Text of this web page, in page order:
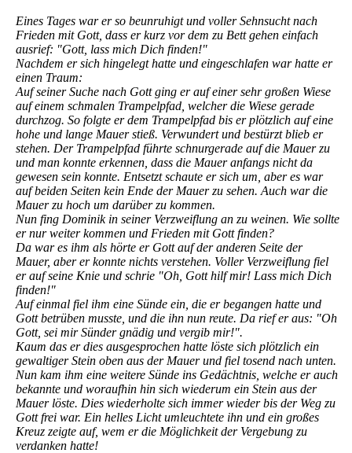
Eines Tages war er so beunruhigt und voller Sehnsucht nach
Frieden mit Gott, dass er kurz vor dem zu Bett gehen einfach
ausrief: "Gott, lass mich Dich finden!"
Nachdem er sich hingelegt hatte und eingeschlafen war hatte er
einen Traum:
Auf seiner Suche nach Gott ging er auf einer sehr großen Wiese
auf einem schmalen Trampelpfad, welcher die Wiese gerade
durchzog. So folgte er dem Trampelpfad bis er plötzlich auf eine
hohe und lange Mauer stieß. Verwundert und bestürzt blieb er
stehen. Der Trampelpfad führte schnurgerade auf die Mauer zu
und man konnte erkennen, dass die Mauer anfangs nicht da
gewesen sein konnte. Entsetzt schaute er sich um, aber es war
auf beiden Seiten kein Ende der Mauer zu sehen. Auch war die
Mauer zu hoch um darüber zu kommen.
Nun fing Dominik in seiner Verzweiflung an zu weinen. Wie sollte
er nur weiter kommen und Frieden mit Gott finden?
Da war es ihm als hörte er Gott auf der anderen Seite der
Mauer, aber er konnte nichts verstehen. Voller Verzweiflung fiel
er auf seine Knie und schrie "Oh, Gott hilf mir! Lass mich Dich
finden!"
Auf einmal fiel ihm eine Sünde ein, die er begangen hatte und
Gott betrüben musste, und die ihn nun reute. Da rief er aus: "Oh
Gott, sei mir Sünder gnädig und vergib mir!".
Kaum das er dies ausgesprochen hatte löste sich plötzlich ein
gewaltiger Stein oben aus der Mauer und fiel tosend nach unten.
Nun kam ihm eine weitere Sünde ins Gedächtnis, welche er auch
bekannte und woraufhin hin sich wiederum ein Stein aus der
Mauer löste. Dies wiederholte sich immer wieder bis der Weg zu
Gott frei war. Ein helles Licht umleuchtete ihn und ein großes
Kreuz zeigte auf, wem er die Möglichkeit der Vergebung zu
verdanken hatte!